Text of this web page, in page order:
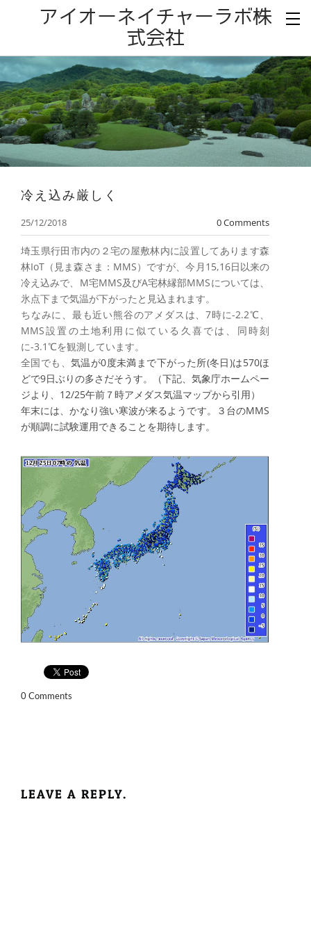
アイオーネイチャーラボ株
式会社
冷え込み厳しく
25/12/2018 0 Comments
埼玉県行田市内の２宅の屋敷林内に設置してあります森
林IoT（見ま森さま：MMS）ですが、今月15,16日以来の
冷え込みで、M宅MMS及びA宅林縁部MMSについては、
氷点下まで気温が下がったと見込まれます。
ちなみに、最も近い熊谷のアメダスは、7時に-2.2℃、
MMS設置の土地利用に似ている久喜では、同時刻
に-3.1℃を観測しています。
全国でも、 気温が0度未満まで下がった所(冬日)は570ほ
どで9日ぶりの多さだそうす。（下記、気象庁ホームペー
ジより、12/25午前７時アメダス気温マップから引用）
年末には、かなり強い寒波が来るようです。３台のMMS
が順調に試験運用できることを期待します。
0 Comments
LEAVE A REPLY.